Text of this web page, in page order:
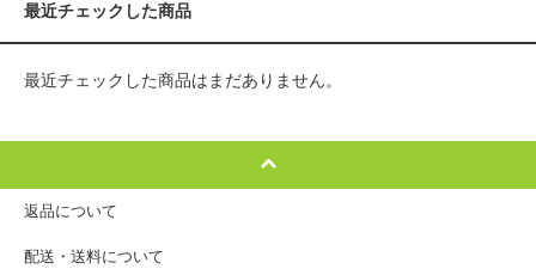
最近チェックした商品
最近チェックした商品はまだありません。
返品について
配送・送料について